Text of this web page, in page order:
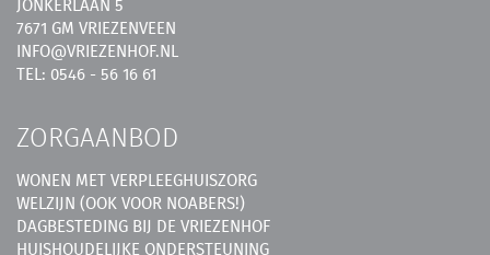
JONKERLAAN 5
7671 GM VRIEZENVEEN
INFO@VRIEZENHOF.NL
TEL: 0546 - 56 16 61
ZORGAANBOD
WONEN MET VERPLEEGHUISZORG
WELZIJN (OOK VOOR NOABERS!)
DAGBESTEDING BIJ DE VRIEZENHOF
HUISHOUDELIJKE ONDERSTEUNING